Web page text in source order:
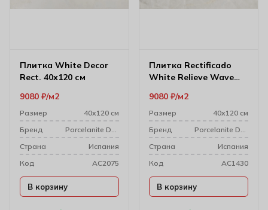
Плитка White Decor
Rect. 40х120 см
9080 ₽ м2
Размер
40х120 см
Бренд
Porcelanite Dos
Cтрана
Испания
Код
AC2075
В корзину
Плитка Rectificado
White Relieve Wave
9080 ₽ м2
Размер
40х120 см
Бренд
Porcelanite Dos
Cтрана
Испания
Код
AC1430
В корзину